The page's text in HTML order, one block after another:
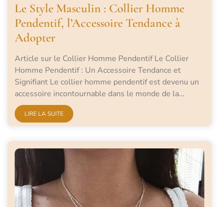
Le Style Masculin : Collier Homme
Pendentif, l’Accessoire Tendance à
Adopter
Article sur le Collier Homme Pendentif Le Collier
Homme Pendentif : Un Accessoire Tendance et
Signifiant Le collier homme pendentif est devenu un
accessoire incontournable dans le monde de la…
LIRE LA SUITE